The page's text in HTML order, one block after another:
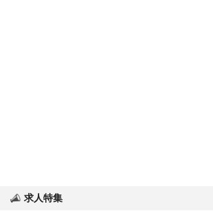
求人特集